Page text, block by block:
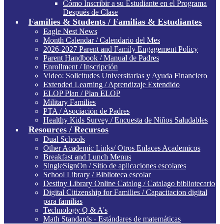
Cómo Inscribir a su Estudiante en el Programa
Después de Clase
Families & Students / Familias & Estudiantes
Eagle Nest News
Month Calendar / Calendario del Mes
2026-2027 Parent and Family Engagement Policy
Parent Handbook / Manual de Padres
Enrollment / Inscripción
Video: Solicitudes Universitarias y Ayuda Financiero
Extended Learning / Aprendizaje Extendido
ELOP Plan / Plan ELOP
Military Families
PTA / Asociación de Padres
Healthy Kids Survey / Encuesta de Niños Saludables
Resources / Recursos
Dual Schools
Other Academic Links/ Otros Enlaces Academicos
Breakfast and Lunch Menus
SingleSignOn / Sitio de aplicaciones escolares
School Library / Biblioteca escolar
Destiny Library Online Catalog / Catalago bibliotecario
Digital Citizenship for Families / Capacitacion digital
para familias
Technology Q & A's
Math Standards - Estándares de matemáticas